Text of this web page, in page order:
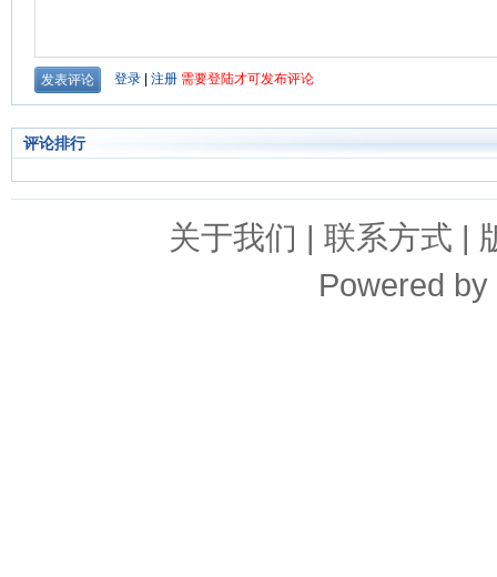
评论排行
关于我们 | 联系方式 |
Powered by